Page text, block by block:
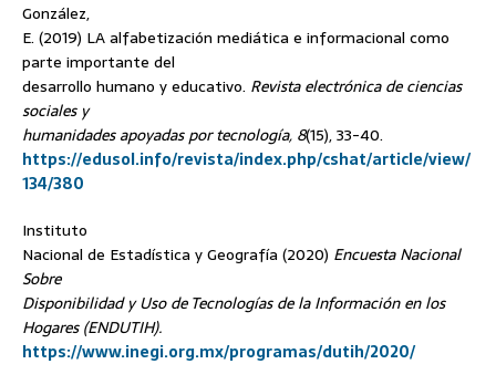
González,
E. (2019) LA alfabetización mediática e informacional como
parte importante del
desarrollo humano y educativo. Revista electrónica de ciencias
sociales y
humanidades apoyadas por tecnología, 8(15), 33-40.
https://edusol.info/revista/index.php/cshat/article/view/
134/380
Instituto
Nacional de Estadística y Geografía (2020) Encuesta Nacional
Sobre
Disponibilidad y Uso de Tecnologías de la Información en los
Hogares (ENDUTIH).
https://www.inegi.org.mx/programas/dutih/2020/